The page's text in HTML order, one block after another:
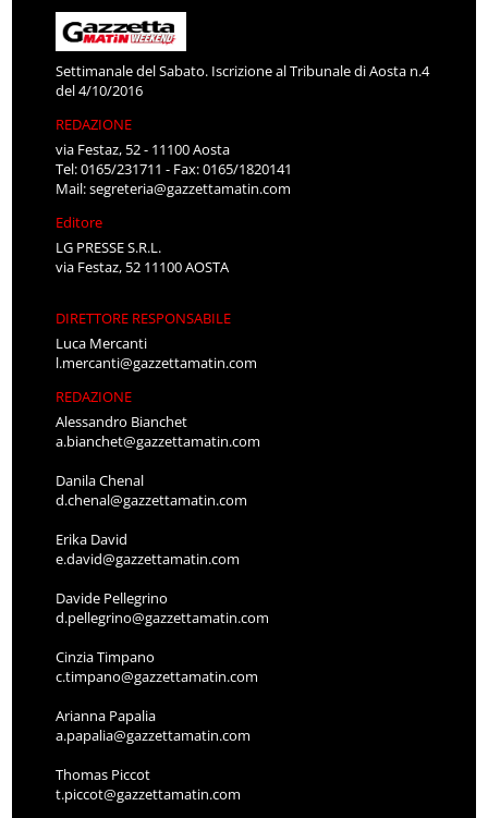
Settimanale del Sabato. Iscrizione al Tribunale di Aosta n.4
del 4/10/2016
REDAZIONE
via Festaz, 52 - 11100 Aosta
Tel: 0165/231711 - Fax: 0165/1820141
Mail:segreteria@gazzettamatin.com
Editore
LG PRESSE S.R.L.
via Festaz, 52 11100 AOSTA
DIRETTORE RESPONSABILE
Luca Mercanti
l.mercanti@gazzettamatin.com
REDAZIONE
Alessandro Bianchet
a.bianchet@gazzettamatin.com
Danila Chenal
d.chenal@gazzettamatin.com
Erika David
e.david@gazzettamatin.com
Davide Pellegrino
d.pellegrino@gazzettamatin.com
Cinzia Timpano
c.timpano@gazzettamatin.com
Arianna Papalia
a.papalia@gazzettamatin.com
Thomas Piccot
t.piccot@gazzettamatin.com